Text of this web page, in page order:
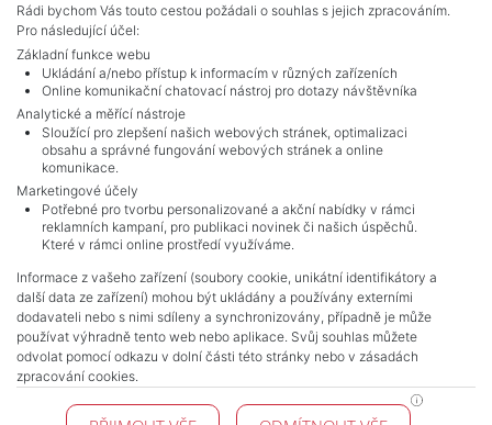
MojePole.cz
Revoluční 1003/3, 11000, Praha
NAVIGACE
Terms and conditions
Protection of personal data
Real estate's
Contact
Cookie processing
KONTAKT
Rádi bychom Vás touto cestou požádali o souhlas s jejich zpracováním.
Pro následující účel:
Základní funkce webu
Ukládání a/nebo přístup k informacím v různých zařízeních
Online komunikační chatovací nástroj pro dotazy návštěvníka
Analytické a měřící nástroje
Sloužící pro zlepšení našich webových stránek, optimalizaci
obsahu a správné fungování webových stránek a online
komunikace.
Marketingové účely
Potřebné pro tvorbu personalizované a akční nabídky v rámci
reklamních kampaní, pro publikaci novinek či našich úspěchů.
Které v rámci online prostředí využíváme.
Informace z vašeho zařízení (soubory cookie, unikátní identifikátory a
další data ze zařízení) mohou být ukládány a používány externími
dodavateli nebo s nimi sdíleny a synchronizovány, případně je může
používat výhradně tento web nebo aplikace. Svůj souhlas můžete
odvolat pomocí odkazu v dolní části této stránky nebo v zásadách
zpracování cookies.